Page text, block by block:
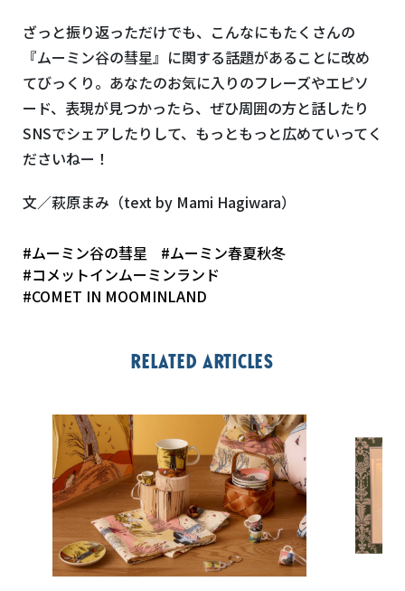
ざっと振り返っただけでも、こんなにもたくさんの
『ムーミン谷の彗星』に関する話題があることに改め
てびっくり。あなたのお気に入りのフレーズやエピソ
ード、表現が見つかったら、ぜひ周囲の方と話したり
SNSでシェアしたりして、もっともっと広めていってく
ださいねー！
文／萩原まみ（text by Mami Hagiwara）
#ムーミン谷の彗星
#ムーミン春夏秋冬
#コメットインムーミンランド
#COMET IN MOOMINLAND
Related articles